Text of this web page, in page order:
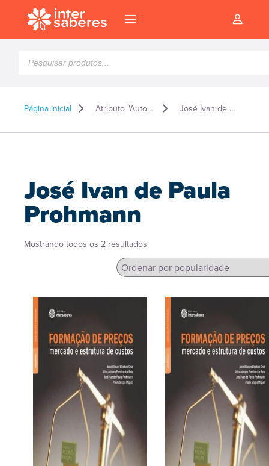
produtos
Página inicial Atributo "Autor" de produto José Ivan de Paula Prohmann
José Ivan de Paula
Prohmann
Mostrando todos os 2 resultados
popularidade